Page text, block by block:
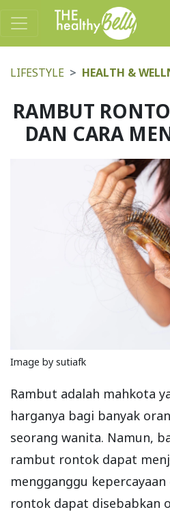
LIFESTYLE HEALTH &
RAMBUT
DAN CARA
Image by sutiafk
Rambut adalah mahkota
harganya bagi banyak
seorang wanita. Namun,
rambut rontok dapat
mengganggu
rontok dapat disebabkan